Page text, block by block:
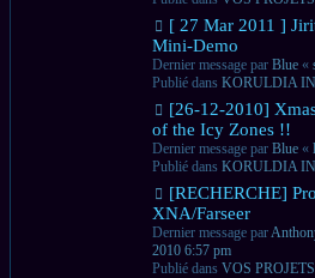
Nouveau
message
[ 27 Mar 2011 ]
Mini-Demo
Dernier message par Blue «
Publié dans KORULDIA
Nouveau
message
[26-12-2010]
of the Icy Zones !!
Dernier message par Blue «
Publié dans KORULDIA
Nouveau
message
[RECHERCHE]
XNA/Farseer
Dernier message par
2010 6:57 pm
Publié dans VOS